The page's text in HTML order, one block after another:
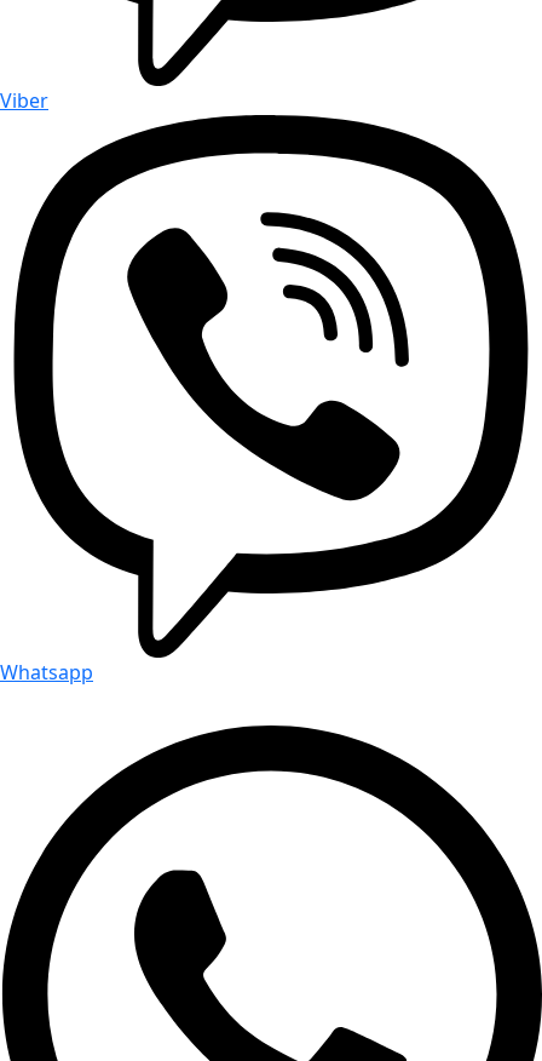
Viber
Whatsapp